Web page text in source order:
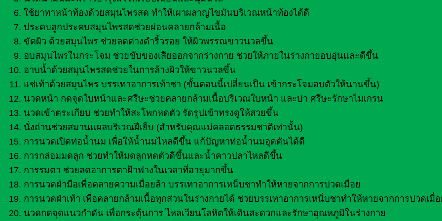
ใช้ยาทาหน้าท้องด้วยสมุนไพรสด ทำให้เผาผลาญไขมันบริเวณหน้าท้องได้ดี
ประคบลูกประคบสมุนไพรสดช่วยผ่อนคลายกล้ามเนื้อ
ขัดผิว ด้วยสมุนไพร ช่วยลดด่างดำริ้วรอย ให้ผิวพรรณขาวนวลขึ้น
อบสมุนไพรในกระโจม ช่วยขับของเสียออกจากร่างกาย ช่วยให้ภายในร่างกายอบอุ่นและดีขึ้น
อาบน้ำด้วยสมุนไพรสดช่วยในการล้างผิวให้ขาวนวลขึ้น
แช่เท้าด้วยสมุนไพร บรรเทาอาการเท้าชา (ขั้นตอนนี้เปลี่ยนเป็น เข้ากระโจมอบตัวให้นานขึ้น)
นวดหน้า กดจุดใบหน้าและศรีษะช่วยคลายกล้ามเนื้อบริเวณใบหน้า และบ่า ศรีษะรักษาไมเกรน
นวดเข้าตระเกียบ ช่วยทำให้สะโพกหดตัว รัดรูปเข้าทรงดูให้สวยขึ้น
นั่งถ่านช่วยสมานแผลบริเวณฝีเย็บ (สำหรับคุณแม่คลอดธรรมชาติเท่านั้น)
การนวดเปิดท่อน้ำนม เพื่อให้น้ำนมไหลดีขึ้น แก้ปัญหาท่อน้ำนมอุดตันได้ดี
การกล่อมมดลูก ช่วยทำให้มดลูกหดตัวดีขึ้นและน้ำคาวปลาไหลดีขึ้น
การรมตา ช่วยลดอาการตาฝ้าฟางในเวลาที่อายุมากขึ้น
การนวดฝ่ามือเพื่อคลายความเมื่อยล้า บรรเทาอาการเหน็บชาทำให้หายจากการปวดเมื่อย
การนวดฝ่าเท้า เพื่อคลายกล้ามเนื้อทุกส่วนในร่างกายได้ ช่วยบรรเทาอาการเหน็บชาทำให้หายจากการปวดเมื่
นวดกดจุดแนวกำดัน เพื่อกระตุ้นการ ไหลเวียนโลหิตให้เดินสะดวกและรักษาอุณหภูมิในร่างกาย